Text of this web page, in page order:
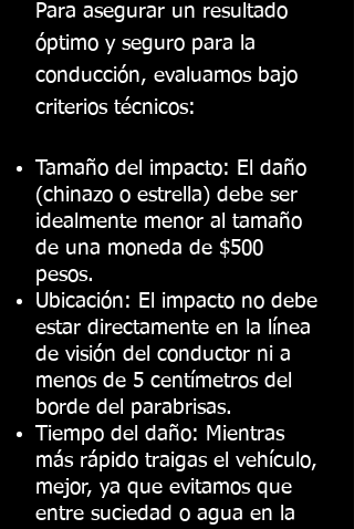
Para asegurar un resultado
óptimo y seguro para la
conducción, evaluamos bajo
criterios técnicos:
Tamaño del impacto: El daño
(chinazo o estrella) debe ser
idealmente menor al tamaño
de una moneda de $500
pesos.
Ubicación: El impacto no debe
estar directamente en la línea
de visión del conductor ni a
menos de 5 centímetros del
borde del parabrisas.
Tiempo del daño: Mientras
más rápido traigas el vehículo,
mejor, ya que evitamos que
entre suciedad o agua en la